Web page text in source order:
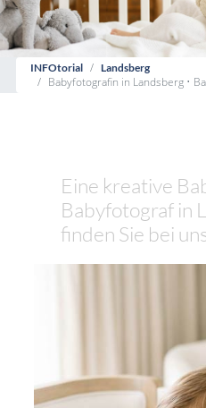
INFOtorial Landsberg
Babyfotografin in Landsberg •
Eine kreative
Babyfotograf in
finden Sie bei